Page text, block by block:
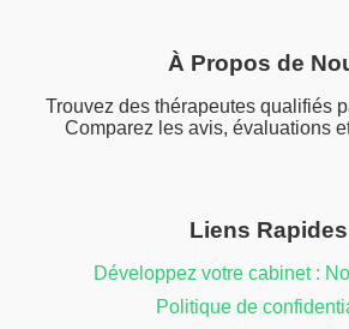
À Propos de
Trouvez des thérapeutes qualifiés
Comparez les avis, évaluations
Liens Rapides
Développez votre cabinet :
Politique de